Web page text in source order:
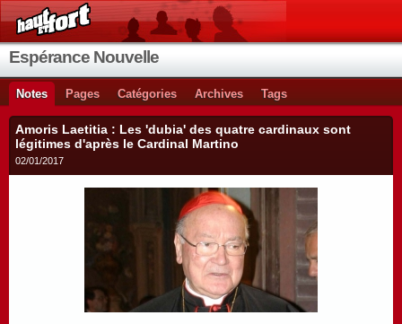
Espérance Nouvelle
Notes Pages Catégories Archives Tags
Amoris Laetitia : Les 'dubia' des quatre cardinaux sont
légitimes d'après le Cardinal Martino
02/01/2017